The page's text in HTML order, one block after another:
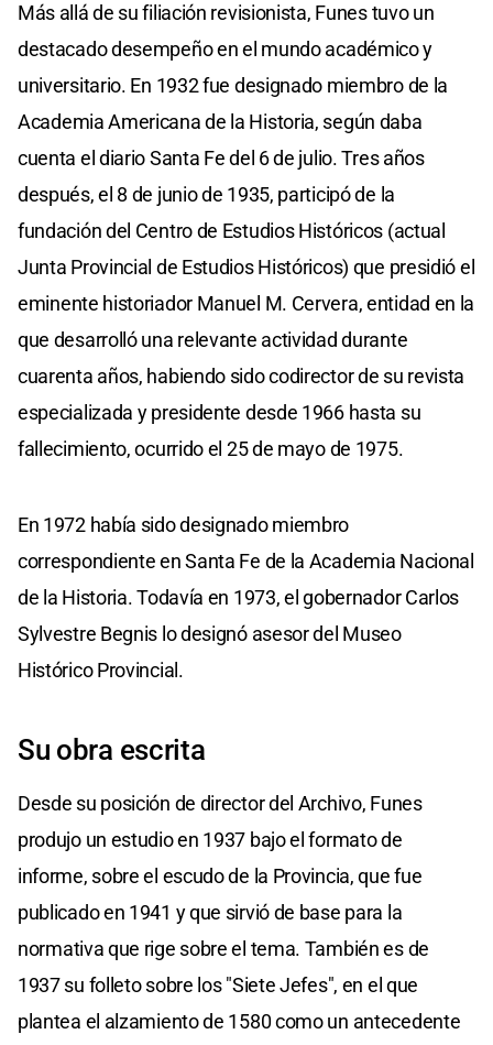
Más allá de su filiación revisionista, Funes tuvo un
destacado desempeño en el mundo académico y
universitario. En 1932 fue designado miembro de la
Academia Americana de la Historia, según daba
cuenta el diario Santa Fe del 6 de julio. Tres años
después, el 8 de junio de 1935, participó de la
fundación del Centro de Estudios Históricos (actual
Junta Provincial de Estudios Históricos) que presidió el
eminente historiador Manuel M. Cervera, entidad en la
que desarrolló una relevante actividad durante
cuarenta años, habiendo sido codirector de su revista
especializada y presidente desde 1966 hasta su
fallecimiento, ocurrido el 25 de mayo de 1975.
En 1972 había sido designado miembro
correspondiente en Santa Fe de la Academia Nacional
de la Historia. Todavía en 1973, el gobernador Carlos
Sylvestre Begnis lo designó asesor del Museo
Histórico Provincial.
Su obra escrita
Desde su posición de director del Archivo, Funes
produjo un estudio en 1937 bajo el formato de
informe, sobre el escudo de la Provincia, que fue
publicado en 1941 y que sirvió de base para la
normativa que rige sobre el tema. También es de
1937 su folleto sobre los "Siete Jefes", en el que
plantea el alzamiento de 1580 como un antecedente